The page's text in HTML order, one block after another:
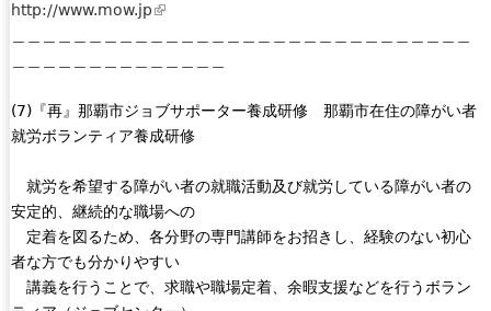
http://www.mow.jp(
k
i
e
x
t
e
r
(7)『再』那覇市ジョブサポーター養成研修 那覇市在住の障がい者
就労ボランティア養成研修
就労を希望する障がい者の就職活動及び就労している障がい者の
安定的、継続的な職場への
定着を図るため、各分野の専門講師をお招きし、経験のない初心
者な方でも分かりやすい
講義を行うことで、求職や職場定着、余暇支援などを行うボラン